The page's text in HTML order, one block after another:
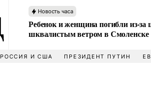
Новость часа
Ребенок и женщина погибли из-за
шквалистым ветром в Смоленске
РОССИЯ И США ПРЕЗИДЕНТ ПУТИН